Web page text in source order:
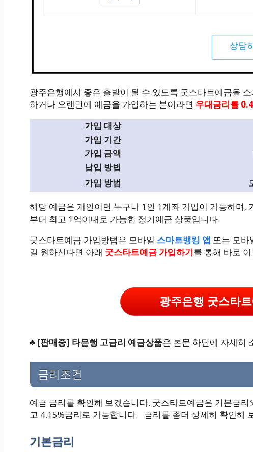
광주은행에서 좋은 출발이 될 수 있도록 굿스타트예금을
하거나 오랜만에 예금을 가입하는 분이라면 우대금리를
가입 대상
가입 기간
가입 금액
납입 방법
가입 방법
해당 예금은 개인이면 누구나 1인 1계좌 가입이 가능하며
부터 최고 1억이내로 가능한 정기예금 상품입니다.
굿스타트예금 가입방법은 모바일 스마트뱅킹 앱 또는 모바
길 원하신다면 아래 굿스타트예금 가입하기룰 통해 바로
광주은행 굿스타
♣ [판매중] 타은행 고금리 예금상품은 본문 하단에 자세히
금리조건
예금 금리를 확인해 보겠습니다. 굿스타트예금은 기본금
고 4.15%금리로 가능합니다. 금리를 좀더 상세히 확인해
기본금리